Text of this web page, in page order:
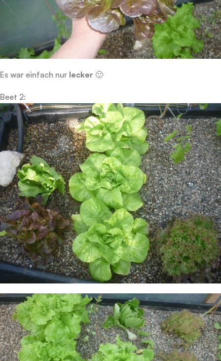
Es war einfach nur lecker 🙂
Beet 2: